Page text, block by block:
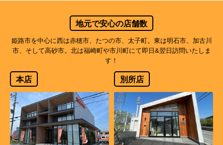
地元で安心の店舗数
姫路市を中心に西は赤穂市、たつの市、太子町。東は明石市、加古川
市、そして高砂市。北は福崎町や市川町にて即日&翌日訪問いたしま
す！
本店 別所店